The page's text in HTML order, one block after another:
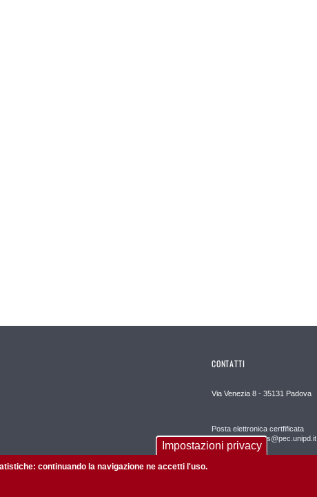
CONTATTI
Via Venezia 8 - 35131 Padova
Posta elettronica certfificata
dipartimento.dpss@pec.unipd.it
Impostazioni privacy
continuando la navigazione ne accetti l'uso.